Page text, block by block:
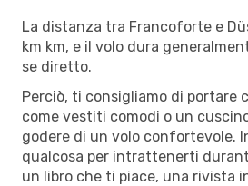
La distanza tra Francoforte e
km km, e il volo dura
se diretto.
Perciò, ti consigliamo di portare
come vestiti comodi o un
godere di un volo confortevole.
qualcosa per intrattenerti
un libro che ti piace, una rivista